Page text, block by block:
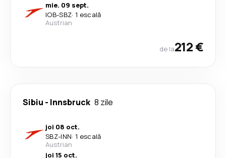
mie. 09 sept.
IOB-SBZ· 1 escală
Austrian
de la212 €
Sibiu - Innsbruck 8 zile
joi 08 oct.
SBZ-INN· 1 escală
Austrian
joi 15 oct.